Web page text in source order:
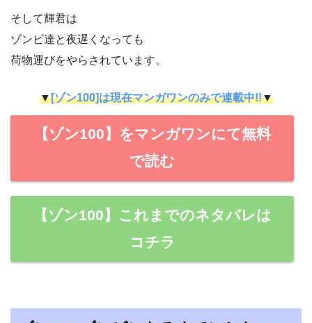
そして輝君は
ゾンビ達と夜遅くなっても
荷物運びをやらされています。
▼[ゾン100]は現在マンガワンのみで連載中!!▼
【ゾン100】をマンガワンにて無料
で読む
【ゾン100】これまでのネタバレは
コチラ